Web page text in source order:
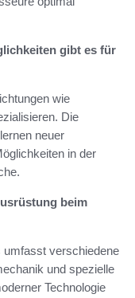
gibt es für
wie
Die
neuer
in der
beim
umfasst verschiedene
und spezielle
Technologie